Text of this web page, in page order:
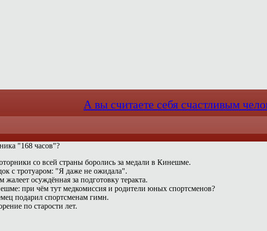
А вы считаете себя счастливым
"168 часов"?
со всей страны боролись за медали в Кинешме.
с тротуаром: "Я даже не ожидала".
осуждённая за подготовку теракта.
при чём тут медкомиссия и родители юных спортсменов?
подарил спортсменам гимн.
по старости лет.